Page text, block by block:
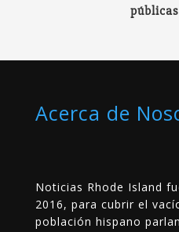
Acerca de
Noticias Rhode Island
2016, para cubrir el
población hispano